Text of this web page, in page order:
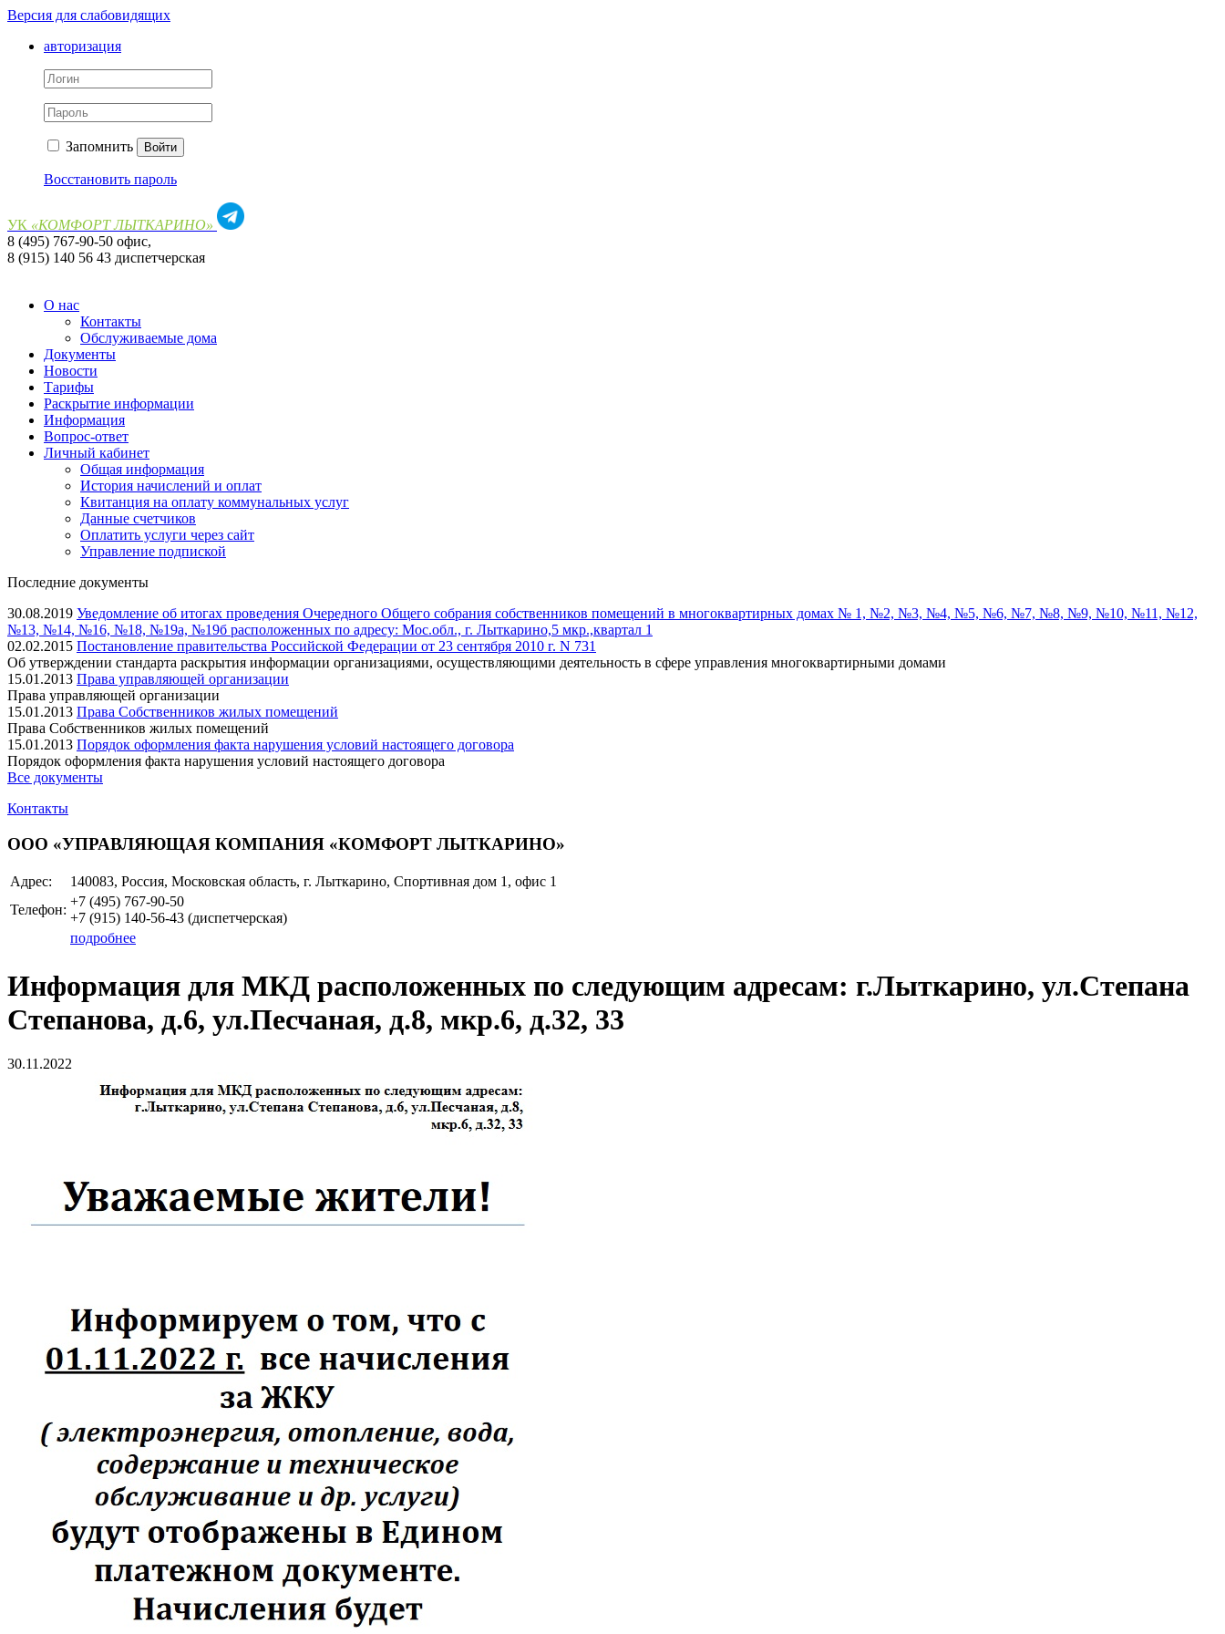
Версия для слабовидящих
авторизация
Запомнить Войти
Восстановить пароль
УК «КОМФОРТ ЛЫТКАРИНО»
8 (495) 767-90-50 офис,
8 (915) 140 56 43 диспетчерская
О нас
Контакты
Обслуживаемые дома
Документы
Новости
Тарифы
Раскрытие информации
Информация
Вопрос-ответ
Личный кабинет
Общая информация
История начислений и оплат
Квитанция на оплату коммунальных услуг
Данные счетчиков
Оплатить услуги через сайт
Управление подпиской
Последние документы
30.08.2019 Уведомление об итогах проведения Очередного Общего собрания собственников помещений в многоквартирных домах № 1, №2, №3, №4, №5, №6, №7, №8, №9, №10, №11, №12,
№13, №14, №16, №18, №19а, №19б расположенных по адресу: Мос.обл., г. Лыткарино,5 мкр.,квартал 1
02.02.2015 Постановление правительства Российской Федерации от 23 сентября 2010 г. N 731
Об утверждении стандарта раскрытия информации организациями, осуществляющими деятельность в сфере управления многоквартирными домами
15.01.2013 Права управляющей организации
Права управляющей организации
15.01.2013 Права Собственников жилых помещений
Права Собственников жилых помещений
15.01.2013 Порядок оформления факта нарушения условий настоящего договора
Порядок оформления факта нарушения условий настоящего договора
Все документы
Контакты
ООО «УПРАВЛЯЮЩАЯ КОМПАНИЯ «КОМФОРТ ЛЫТКАРИНО»
Адрес:
140083, Россия, Московская область, г. Лыткарино, Спортивная дом 1, офис 1
Телефон:
+7 (495) 767-90-50
+7 (915) 140-56-43 (диспетчерская)
подробнее
Информация для МКД расположенных по следующим адресам: г.Лыткарино, ул.Степана
Степанова, д.6, ул.Песчаная, д.8, мкр.6, д.32, 33
30.11.2022